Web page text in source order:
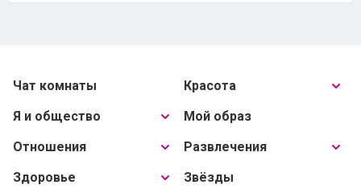
Чат комнаты
Я и общество
Отношения
Здоровье
Красота
Мой образ
Развлечения
Звёзды